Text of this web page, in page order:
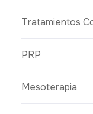
Tratamientos
PRP
Mesoterapia